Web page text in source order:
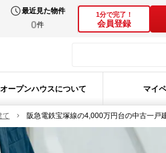
最近見た物件
0件
1分で完了！
会員登録
オープンハウスについて マイ
て 阪急電鉄宝塚線の4,000万円台の中古一戸